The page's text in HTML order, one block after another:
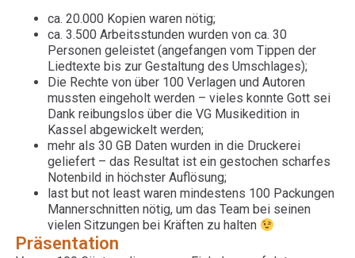
ca. 20.000 Kopien waren nötig;
ca. 3.500 Arbeitsstunden wurden von ca. 30
Personen geleistet (angefangen vom Tippen der
Liedtexte bis zur Gestaltung des Umschlages);
Die Rechte von über 100 Verlagen und Autoren
mussten eingeholt werden – vieles konnte Gott sei
Dank reibungslos über die VG Musikedition in
Kassel abgewickelt werden;
mehr als 30 GB Daten wurden in die Druckerei
geliefert – das Resultat ist ein gestochen scharfes
Notenbild in höchster Auflösung;
last but not least waren mindestens 100 Packungen
Mannerschnitten nötig, um das Team bei seinen
vielen Sitzungen bei Kräften zu halten
Präsentation